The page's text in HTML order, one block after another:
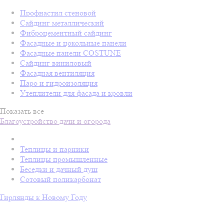
Профнастил стеновой
Сайдинг металлический
Фиброцементный сайдинг
Фасадные и цокольные панели
Фасадные панели COSTUNE
Сайдинг виниловый
Фасадная вентиляция
Паро и гидроизоляция
Утеплители для фасада и кровли
Показать все
Благоустройство дачи и огорода
Теплицы и парники
Теплицы промышленные
Беседки и дачный душ
Сотовый поликарбонат
Гирлянды к Новому Году